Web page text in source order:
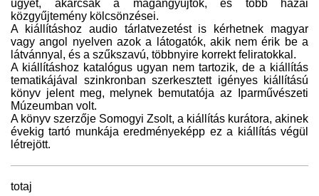
ügyét, akárcsak a magángyűjtők, és több hazai
közgyűjtemény kölcsönzései.
A kiállításhoz audio tárlatvezetést is kérhetnek magyar
vagy angol nyelven azok a látogatók, akik nem érik be a
látvánnyal, és a szűkszavú, többnyire korrekt feliratokkal.
A kiállításhoz katalógus ugyan nem tartozik, de a kiállítás
tematikájával szinkronban szerkesztett igényes kiállítású
könyv jelent meg, melynek bemutatója az Iparművészeti
Múzeumban volt.
A könyv szerzője Somogyi Zsolt, a kiállítás kurátora, akinek
évekig tartó munkája eredményeképp ez a kiállítás végül
létrejött.
totaj